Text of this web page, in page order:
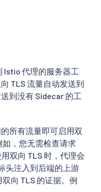
Istio 代理的服务器工
TLS 流量自动发送到
到没有 Sidecar 的工
所有流量即可启用双
如，您无需检查请求
双向 TLS 时，代理会
头注入到后端的上游
向 TLS 的证据。例